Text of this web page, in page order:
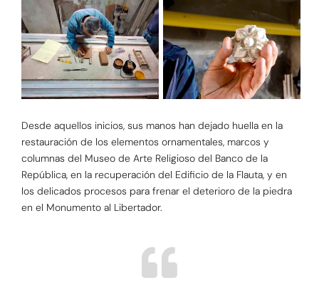
Desde aquellos inicios, sus manos han dejado huella en la
restauración de los elementos ornamentales, marcos y
columnas del Museo de Arte Religioso del Banco de la
República, en la recuperación del Edificio de la Flauta, y en
los delicados procesos para frenar el deterioro de la piedra
en el Monumento al Libertador.